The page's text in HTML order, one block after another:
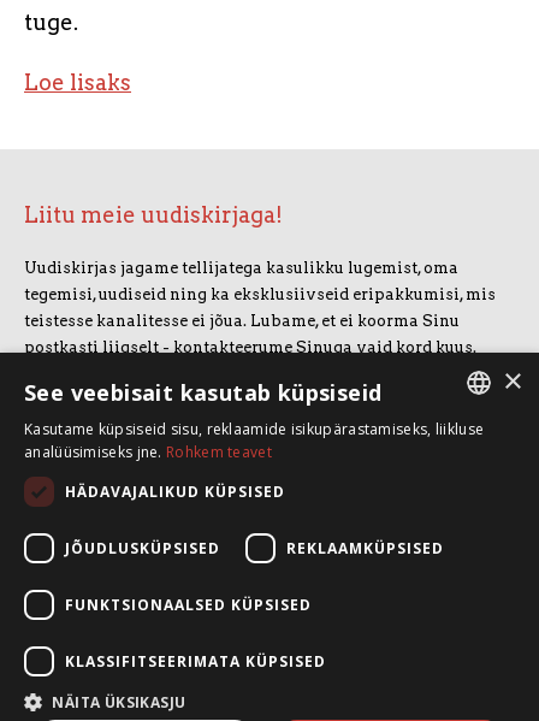
tuge.
Loe lisaks
Liitu meie uudiskirjaga!
Uudiskirjas jagame tellijatega kasulikku lugemist, oma
tegemisi, uudiseid ning ka eksklusiivseid eripakkumisi, mis
teistesse kanalitesse ei jõua. Lubame, et ei koorma Sinu
postkasti liigselt - kontakteerume Sinuga vaid kord kuus.
LIITUN UUDISKIRJAGA
Koolitusruum ja kontor: Telliskivi 60/A3, 10412 Tallinn
+372 5388 4854
info@speaksmart.ee
Leia meid sotsiaalmeediast:
Facebook
LinkedIn
×
See veebisait kasutab küpsiseid
Kasutame küpsiseid sisu, reklaamide isikupärastamiseks, liikluse
analüüsimiseks jne. Rohkem teavet
HÄDAVAJALIKUD KÜPSISED
JÕUDLUSKÜPSISED REKLAAMKÜPSISED
FUNKTSIONAALSED KÜPSISED
KLASSIFITSEERIMATA KÜPSISED
NÄITA ÜKSIKASJU